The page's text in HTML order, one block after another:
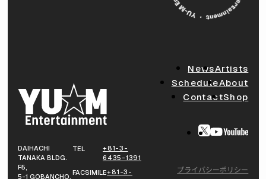
DAIHACHI
TANAKA BLDG.
F5,
5-1 GOBANCHO,
TEL
+81-3-
6435-1391
FACSIMILE+81-3-
NewsArtists
ScheduleAbout
ContactShop
プライバシーポリシー